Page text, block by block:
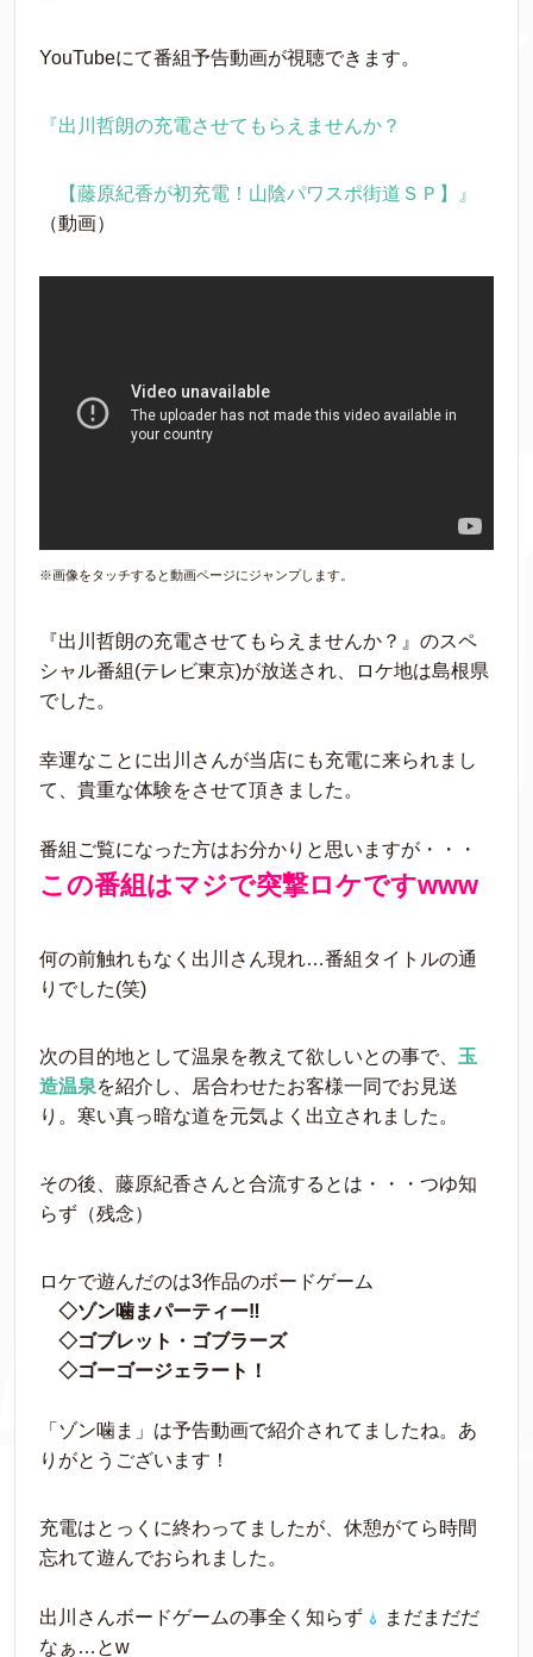
YouTubeにて番組予告動画が視聴できます。
『出川哲朗の充電させてもらえませんか？
【藤原紀香が初充電！山陰パワスポ街道ＳＰ】』
（動画）
※画像をタッチすると動画ページにジャンプします。
『出川哲朗の充電させてもらえませんか？』のスペ
シャル番組(テレビ東京)が放送され、ロケ地は島根県
でした。
幸運なことに出川さんが当店にも充電に来られまし
て、貴重な体験をさせて頂きました。
番組ご覧になった方はお分かりと思いますが・・・
この番組はマジで突撃ロケですwww
何の前触れもなく出川さん現れ…番組タイトルの通
りでした(笑)
次の目的地として温泉を教えて欲しいとの事で、 玉
造温泉を紹介し、居合わせたお客様一同でお見送
り。寒い真っ暗な道を元気よく出立されました。
その後、藤原紀香さんと合流するとは・・・つゆ知
らず（残念）
ロケで遊んだのは3作品のボードゲーム
◇ゾン噛まパーティー‼︎
◇ゴブレット・ゴブラーズ
◇ゴーゴージェラート！
「ゾン噛ま」は予告動画で紹介されてましたね。あ
りがとうございます！
充電はとっくに終わってましたが、休憩がてら時間
忘れて遊んでおられました。
出川さんボードゲームの事全く知らず
まだまだだ
なぁ…とw